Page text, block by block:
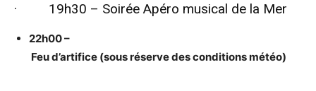
· 19h30 – Soirée Apéro musical de la Mer
22h00 –
Feu d’artifice (sous réserve des conditions météo)